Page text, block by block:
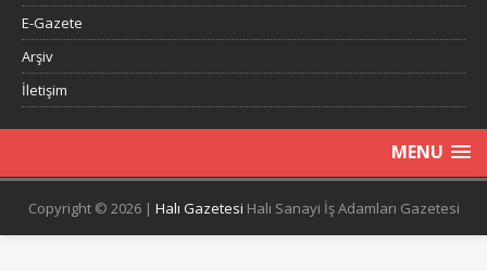
E-Gazete
Arşiv
İletişim
MENU
Copyright © 2026 | Halı Gazetesi Halı Sanayi İş Adamları Gazetesi